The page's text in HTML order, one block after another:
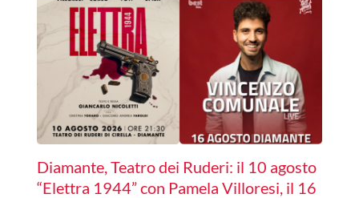
Diamante, Teatro dei Ruderi: il 10 agosto
“Elettra 1944” con Pamela Villoresi, il 16